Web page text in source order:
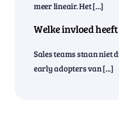
meer lineair. Het [...]
Welke invloed heeft
Sales teams staan niet
early adopters van [...]